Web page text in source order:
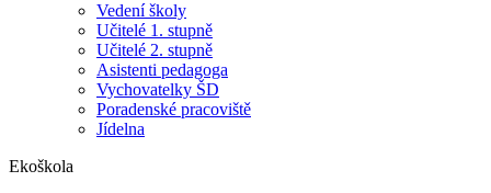
Vedení školy
Učitelé 1. stupně
Učitelé 2. stupně
Asistenti pedagoga
Vychovatelky ŠD
Poradenské pracoviště
Jídelna
Ekoškola